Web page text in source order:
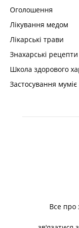
Оголошення
Лікування медом
Лікарські трави
Знахарські рецепти
Школа здорового
Застосування муміє
Все про